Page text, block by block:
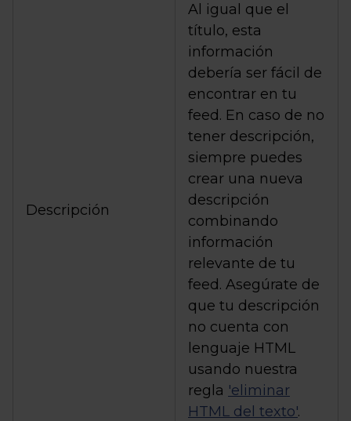
Descripción
Al igual que el
título, esta
información
debería ser fácil de
encontrar en tu
feed. En caso de no
tener descripción,
siempre puedes
crear una nueva
descripción
combinando
información
relevante de tu
feed. Asegúrate de
que tu descripción
no cuenta con
lenguaje HTML
usando nuestra
regla 'eliminar
HTML del texto'.